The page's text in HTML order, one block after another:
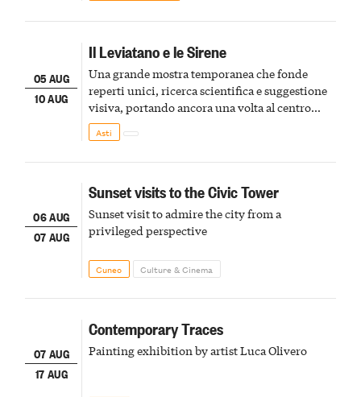
05 AUG
10 AUG
Il Leviatano e le Sirene
Una grande mostra temporanea che fonde
reperti unici, ricerca scientifica e suggestione
visiva, portando ancora una volta al centro
della scena le meraviglie del passato astigiano
Asti
06 AUG
07 AUG
Sunset visits to the Civic Tower
Sunset visit to admire the city from a
privileged perspective
Cuneo Culture & Cinema
07 AUG
17 AUG
Contemporary Traces
Painting exhibition by artist Luca Olivero